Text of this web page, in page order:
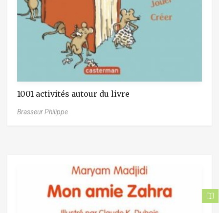
1001 activités autour du livre
Brasseur Philippe